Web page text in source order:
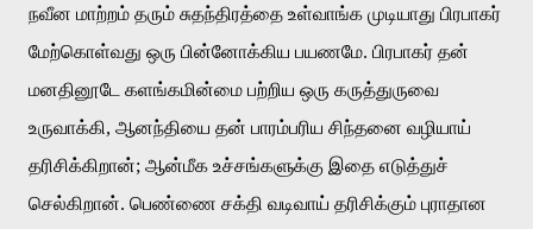
நவீன மாற்றம் தரும் சுதந்திரத்தை உள்வாங்க முடியாது பிரபாகர்
மேற்கொள்வது ஒரு பின்னோக்கிய பயணமே. பிரபாகர் தன்
மனதினூடே
களங்கமின்மை பற்றிய ஒரு கருத்துருவை
உருவாக்கி, ஆனந்தியை தன் பாரம்பரிய சிந்தனை வழியாய்
தரிசிக்கிறான்; ஆன்மீக உச்சங்களுக்கு இதை எடுத்துச்
செல்கிறான். பெண்ணை சக்தி வடிவாய் தரிசிக்கும் புராதான